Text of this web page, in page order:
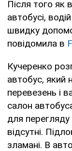
Після того як
автобусі,
швидку
повідомила в
Кучеренко
автобус, який
перевезень і
салон
для
відсутні.
зламані. В